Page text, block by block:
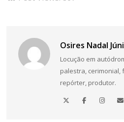
Osires Nadal
Locução em
palestra, cerimonial,
repórter, produtor.